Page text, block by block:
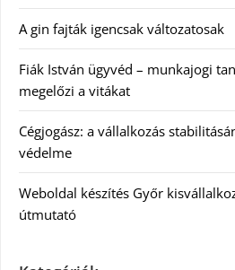
A gin fajták igencsak változatosak
Fiák István ügyvéd – munkajogi
megelőzi a vitákat
Cégjogász: a vállalkozás
védelme
Weboldal készítés Győr
útmutató